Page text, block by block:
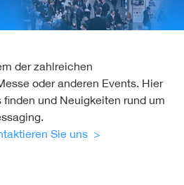
der zahlreichen
oder anderen Events. Hier
finden und Neuigkeiten rund um
Sie uns >